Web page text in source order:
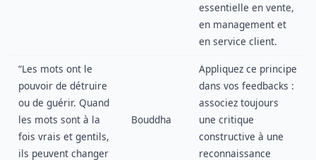
essentielle en vente,
en management et
en service client.
“Les mots ont le
pouvoir de détruire
ou de guérir. Quand
les mots sont à la
fois vrais et gentils,
ils peuvent changer
Bouddha
Appliquez ce principe
dans vos feedbacks :
associez toujours
une critique
constructive à une
reconnaissance